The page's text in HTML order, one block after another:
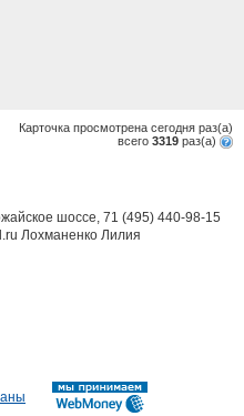
Карточка просмотрена сегодня раз(a)
всего 3319 раз(a)
шоссе, 71 (495) 440-98-15
Лохманенко Лилия